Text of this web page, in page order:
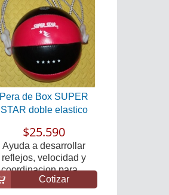
Pera de Box SUPER
STAR doble elastico
$25.590
Ayuda a desarrollar
reflejos, velocidad y
coordinacion para ...
Cotizar